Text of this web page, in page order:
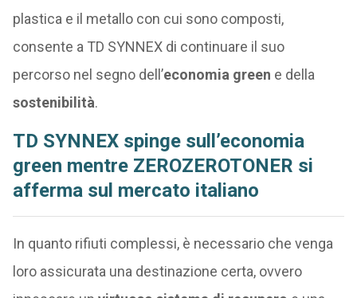
plastica e il metallo con cui sono composti,
consente a TD SYNNEX di continuare il suo
percorso nel segno dell’economia green e della
sostenibilità.
TD SYNNEX spinge sull’economia
green mentre ZEROZEROTONER si
afferma sul mercato italiano
In quanto rifiuti complessi, è necessario che venga
loro assicurata una destinazione certa, ovvero